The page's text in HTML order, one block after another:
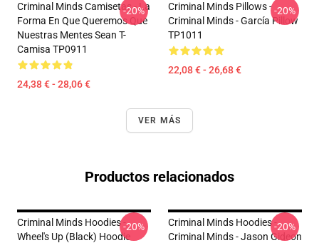
Criminal Minds Camisetas - La
Forma En Que Queremos Que
Nuestras Mentes Sean T-
Camisa TP0911
24,38 € - 28,06 €
-20%
Criminal Minds Pillows -
Criminal Minds - García Pillow
TP1011
22,08 € - 26,68 €
-20%
VER MÁS
Productos relacionados
Criminal Minds Hoodies -
Wheel's Up (Black) Hoodie
-20%
Criminal Minds Hoodies -
Criminal Minds - Jason Gideon
-20%